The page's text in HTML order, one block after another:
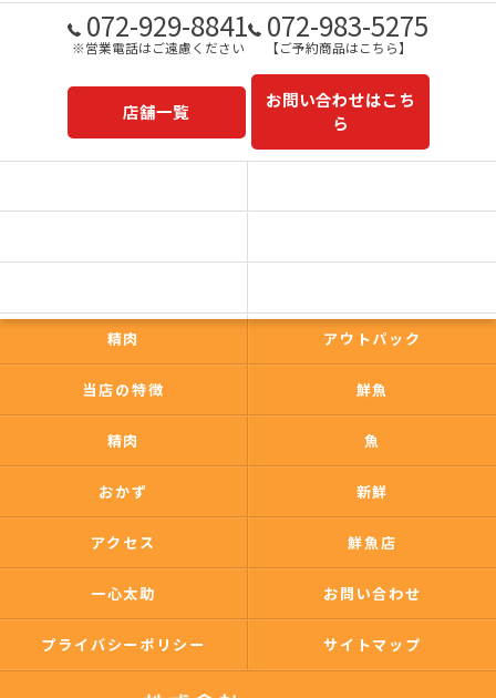
072-929-8841
※営業電話はご遠慮ください
072-983-5275
【ご予約商品はこちら】
店舗一覧
お問い合わせはこち
ら
精肉 アウトパック
当店の特徴 鮮魚
精肉 魚
おかず 新鮮
アクセス 鮮魚店
一心太助 お問い合わせ
プライバシーポリシー サイトマップ